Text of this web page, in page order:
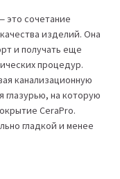
это сочетание
изделий. Она
и получать еще
процедур.
канализационную
глазурью, на которую
СeraPro.
гладкой и менее